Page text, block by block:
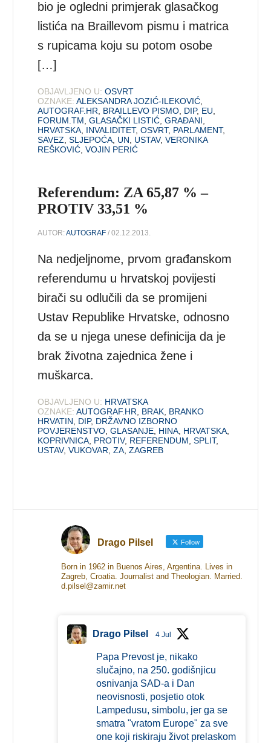
bio je ogledni primjerak glasačkog
listića na Braillevom pismu i matrica
s rupicama koju su potom osobe
[…]
OBJAVLJENO U: OSVRT
OZNAKE: ALEKSANDRA JOZIĆ-ILEKOVIĆ
AUTOGRAF.HR
BRAILLEVO PISMO DIP, EU
FORUM.TM ,GLASAČKI LISTIĆ ,GRAĐANI
HRVATSKA INVALIDITET,OSVRT, PARLAMENT,
SAVEZ ,SLJEPOĆA UN USTAV,VERONIKA
REŠKOVIĆ ,VOJIN PERIĆ
Referendum: ZA 65,87 % –
PROTIV 33,51 %
AUTOR:AUTOGRAF / 02.12.2013.
Na nedjeljnome, prvom građanskom
referendumu u hrvatskoj povijesti
birači su odlučili da se promijeni
Ustav Republike Hrvatske, odnosno
da se u njega unese definicija da je
brak životna zajednica žene i
muškarca.
OBJAVLJENO U: HRVATSKA
OZNAKE: AUTOGRAF.HR, BRAK, BRANKO
HRVATIN, DIP, DRŽAVNO IZBORNO
POVJERENSTVO,GLASANJE, HINA, HRVATSKA,
KOPRIVNICA, PROTIV, REFERENDUM,SPLIT,
USTAV,VUKOVAR,ZA,ZAGREB
Drago Pilsel Follow
Born in 1962 in Buenos Aires, Argentina. Lives in
Zagreb, Croatia. Journalist and Theologian. Married.
d.pilsel@zamir.net
Drago Pilsel 4 Jul
Papa Prevost je, nikako
slučajno, na 250. godišnjicu
osnivanja SAD-a i Dan
neovisnosti, posjetio otok
Lampedusu, simbolu, jer ga se
smatra "vratom Europe" za sve
one koji riskiraju život prelaskom